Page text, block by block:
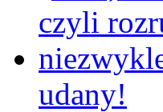
udany!